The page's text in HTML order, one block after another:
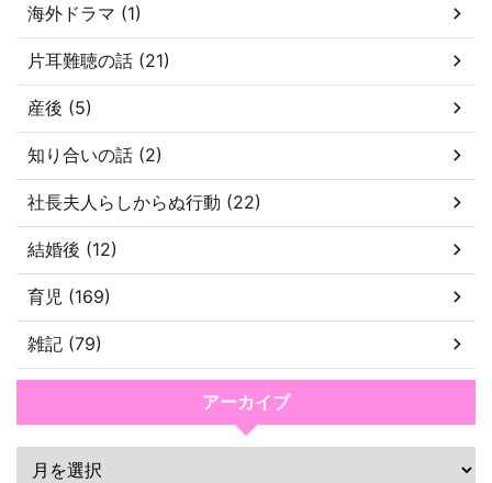
海外ドラマ (1)
片耳難聴の話 (21)
産後 (5)
知り合いの話 (2)
社長夫人らしからぬ行動 (22)
結婚後 (12)
育児 (169)
雑記 (79)
アーカイブ